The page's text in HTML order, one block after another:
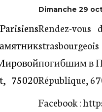
75020
Dimanche 29
Rendez-
погибшим в
République,
Facebook :